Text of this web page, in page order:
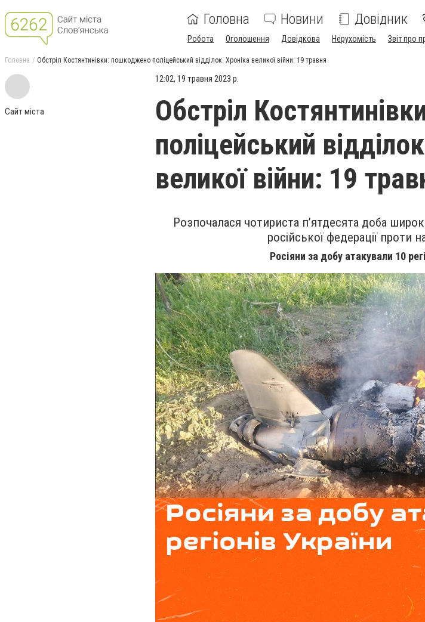
Головна Новини Довідник
Робота Оголошення Довідкова Нерухомість Звіт про
Головна Обстріл Костянтинівки: пошкоджено поліцейський відділок. Хроніка великої війни: 19 травня
Сайт міста
12:02, 19 травня 2023 р.
Обстріл
поліцейський
великої війни: 19
Розпочалася чотириста п’ятдесята доба
російської федерації проти
Росіяни за добу атакували 10